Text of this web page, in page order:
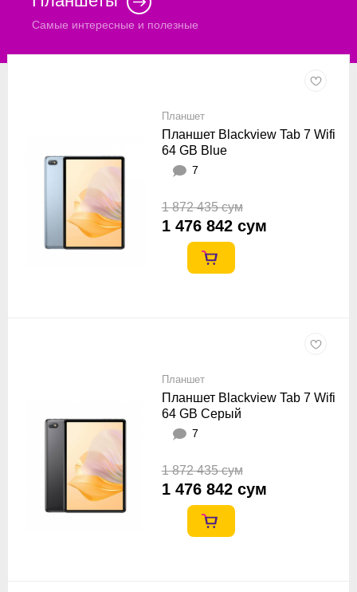
Самые интересные и полезные
Планшет
Планшет Blackview Tab 7 Wifi
64 GB Blue
7
1 872 435 сум
1 476 842 сум
Планшет
Планшет Blackview Tab 7 Wifi
64 GB Серый
7
1 872 435 сум
1 476 842 сум